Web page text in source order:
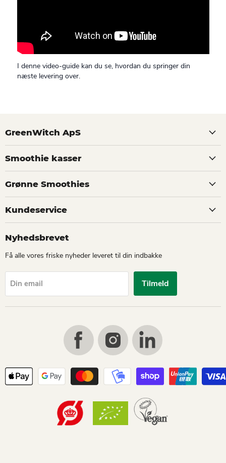
I denne video-guide kan du se, hvordan du springer din
næste levering over.
GreenWitch ApS
Smoothie kasser
Grønne Smoothies
Kundeservice
Nyhedsbrevet
Få alle vores friske nyheder leveret til din indbakke
Din email Tilmeld
Find
us
on
Find
us
on
us